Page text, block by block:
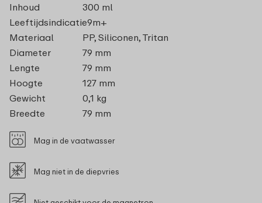
Inhoud
300 ml
Leeftijdsindicatie9m+
Materiaal
PP, Siliconen, Tritan
Diameter
79 mm
Lengte
79 mm
Hoogte
127 mm
Gewicht
0,1 kg
Breedte
79 mm
Mag in de vaatwasser
Mag niet in de diepvries